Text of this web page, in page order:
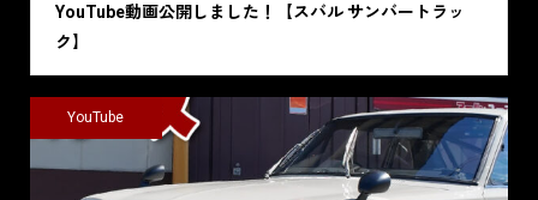
YouTube動画公開しました！【スバル サンバートラッ
ク】
YouTube